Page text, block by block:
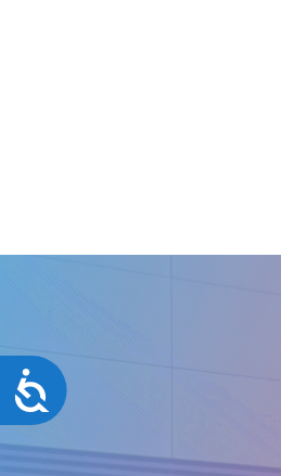
Accesibilidad